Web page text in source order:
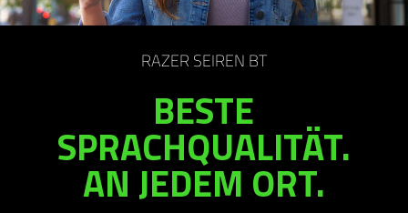
RAZER SEIREN BT
BESTE
SPRACHQUALITÄT.
AN JEDEM ORT.